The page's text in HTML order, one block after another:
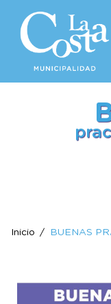
Inicio BUENAS